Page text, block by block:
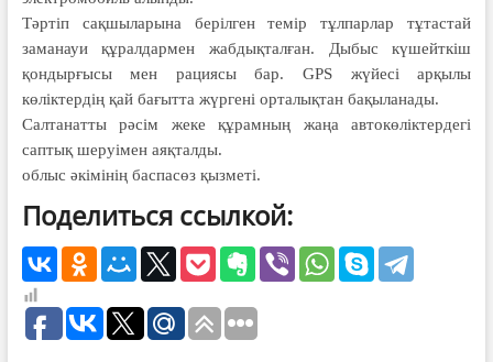
Тәртіп сақшыларына берілген темір тұлпарлар тұтастай
заманауи құралдармен жабдықталған. Дыбыс күшейткіш
қондырғысы мен рациясы бар. GPS жүйесі арқылы
көліктердің қай бағытта жүргені орталықтан бақыланады.
Салтанатты рәсім жеке құрамның жаңа автокөліктердегi
саптық шеруімен аяқталды.
облыс әкімінің баспасөз қызметі.
Поделиться ссылкой: